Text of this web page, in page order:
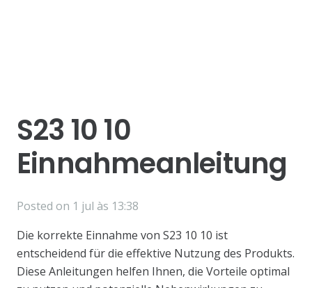
S23 10 10
Einnahmeanleitung
Posted on 1 jul às 13:38
Die korrekte Einnahme von S23 10 10 ist
entscheidend für die effektive Nutzung des Produkts.
Diese Anleitungen helfen Ihnen, die Vorteile optimal